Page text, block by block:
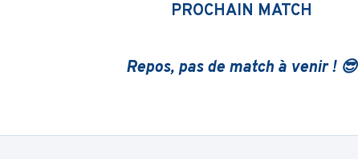
PROCHAIN MATCH
Repos, pas de match à venir ! 😎